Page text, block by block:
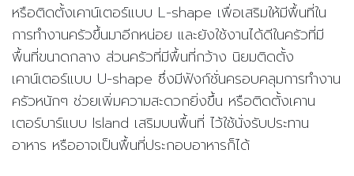
หรือติดตั้งเคาน์เตอร์แบบ L-shape เพื่อเสริมให้มีพื้นที่ใน
การทำงานครัวขึ้นมาอีกหน่อย และยังใช้งานได้ดีในครัวที่มี
พื้นที่ขนาดกลาง ส่วนครัวที่มีพื้นที่กว้าง นิยมติดตั้ง
เคาน์เตอร์แบบ U-shape ซึ่งมีฟังก์ชั่นครอบคลุมการทำงาน
ครัวหนักๆ ช่วยเพิ่มความสะดวกยิ่งขึ้น หรือติดตั้งเคาน
เตอร์บาร์แบบ Island เสริมบนพื้นที่ ไว้ใช้นั่งรับประทาน
อาหาร หรืออาจเป็นพื้นที่ประกอบอาหารก็ได้